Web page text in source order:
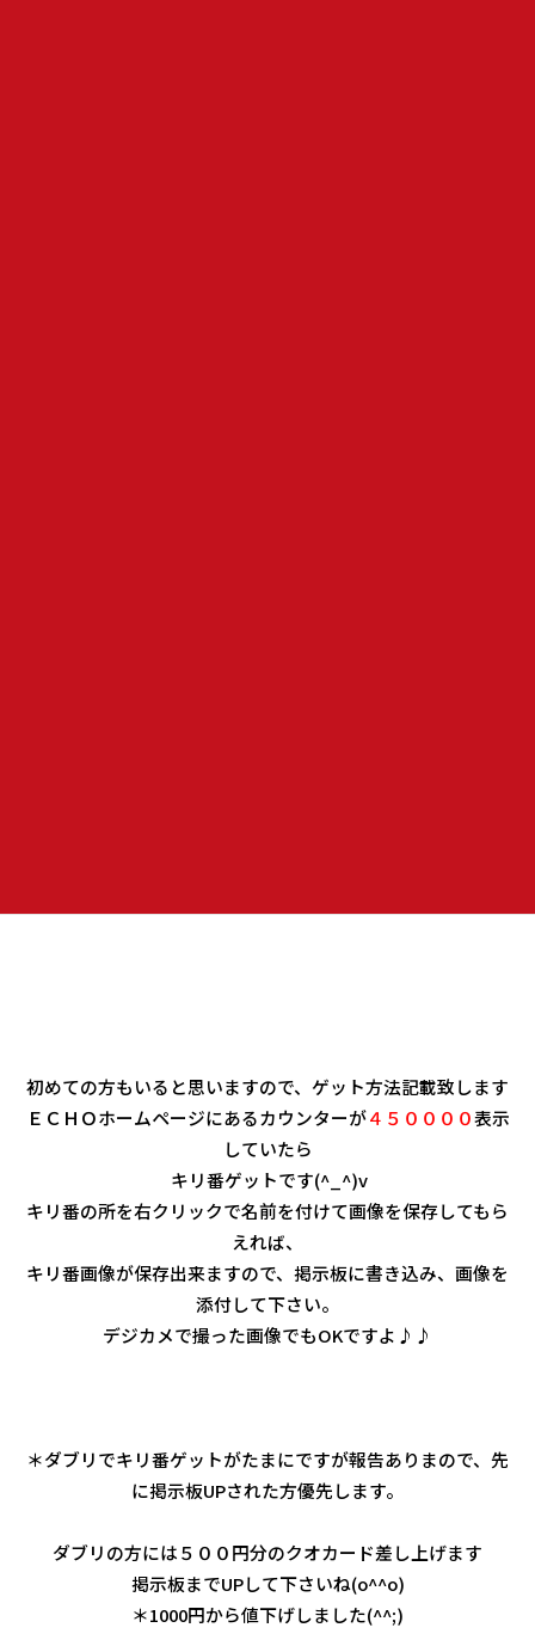
初めての方もいると思いますので、ゲット方法記載致します
ＥＣＨＯホームページにあるカウンターが４５００００表示
していたら
キリ番ゲットです(^_^)v
キリ番の所を右クリックで名前を付けて画像を保存してもら
えれば、
キリ番画像が保存出来ますので、掲示板に書き込み、画像を
添付して下さい。
デジカメで撮った画像でもOKですよ♪♪
＊ダブリでキリ番ゲットがたまにですが報告ありまので、先
に掲示板UPされた方優先します。
ダブリの方には５００円分のクオカード差し上げます
掲示板までUPして下さいね(o^^o)
＊1000円から値下げしました(^^;)